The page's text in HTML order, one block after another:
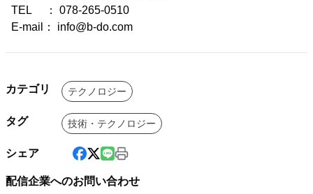
TEL ： 078-265-0510
E-mail： info@b-do.com
カテゴリ テクノロジー
タグ 技術・テクノロジー
シェア
配信企業へのお問い合わせ